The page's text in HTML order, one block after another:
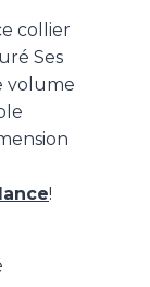
collier
Ses
volume
!